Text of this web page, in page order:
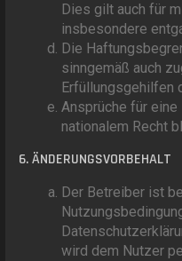
Dies gilt auch für
insbesondere
Die
sinngemäß auch
Erfüllungsgehilfen
Ansprüche für
nationalem Recht
6. ÄNDERUNGSVORBEHALT
Der Betreiber ist
wird dem Nutzer